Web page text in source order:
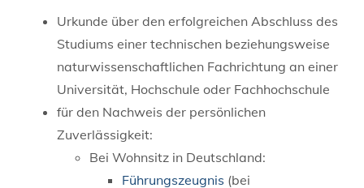
Urkunde über den erfolgreichen Abschluss des
Studiums einer technischen beziehungsweise
naturwissenschaftlichen Fachrichtung an einer
Universität, Hochschule oder Fachhochschule
für den Nachweis der persönlichen
Zuverlässigkeit:
Bei Wohnsitz in Deutschland:
Führungszeugnis (bei